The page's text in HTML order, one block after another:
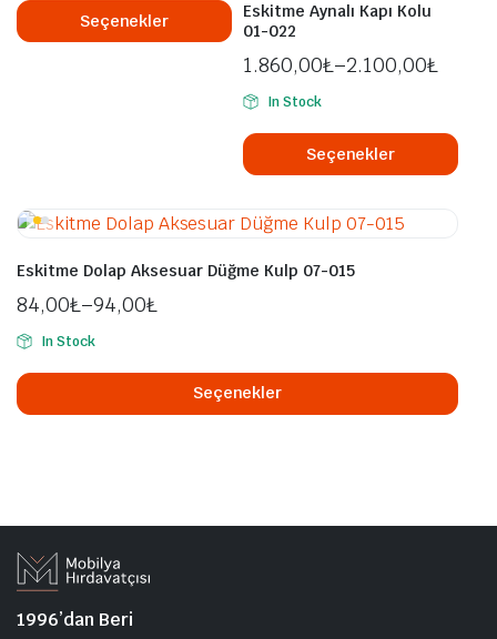
Seçenekler
ürünün
fazla
varyasyonu
Seçenekler
ürün
seçilebilir
Eskitme Aynalı Kapı Kolu
01-022
1.860,00₺–2.100,00₺
In Stock
Seçenekler
Eskitme Dolap Aksesuar Düğme Kulp 07-015
84,00₺–94,00₺
In Stock
Seçenekler
1996’dan Beri